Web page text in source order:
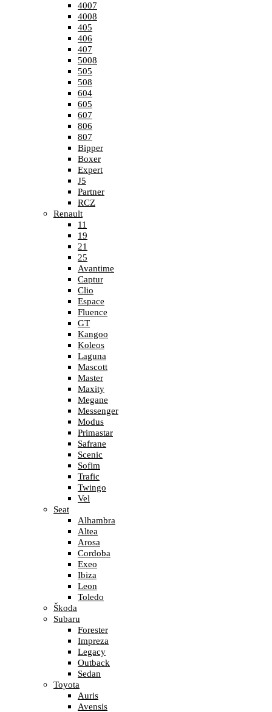
4007
4008
405
406
407
5008
505
508
604
605
607
806
807
Bipper
Boxer
Expert
J5
Partner
RCZ
Renault
11
19
21
25
Avantime
Captur
Clio
Espace
Fluence
GT
Kangoo
Koleos
Laguna
Mascott
Master
Maxity
Megane
Messenger
Modus
Primastar
Safrane
Scenic
Sofim
Trafic
Twingo
Vel
Seat
Alhambra
Altea
Arosa
Cordoba
Exeo
Ibiza
Leon
Toledo
Škoda
Subaru
Forester
Impreza
Legacy
Outback
Sedan
Toyota
Auris
Avensis